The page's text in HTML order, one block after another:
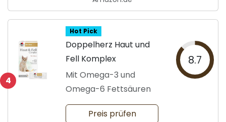
4
Hot Pick
Doppelherz Haut und
Fell Komplex
Mit Omega-3 und
Omega-6 Fettsäuren
8.7
Preis prüfen